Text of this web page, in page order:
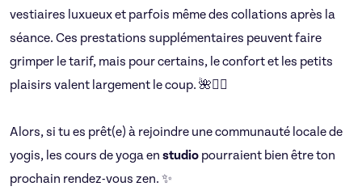
vestiaires luxueux et parfois même des collations après la
séance. Ces prestations supplémentaires peuvent faire
grimper le tarif, mais pour certains, le confort et les petits
plaisirs valent largement le coup. 🌺🧘‍♂️
Alors, si tu es prêt(e) à rejoindre une communauté locale de
yogis, les cours de yoga en studio pourraient bien être ton
prochain rendez-vous zen. ✨